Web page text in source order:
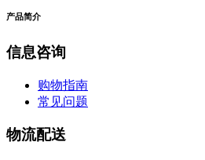
产品简介
信息咨询
购物指南
常见问题
物流配送